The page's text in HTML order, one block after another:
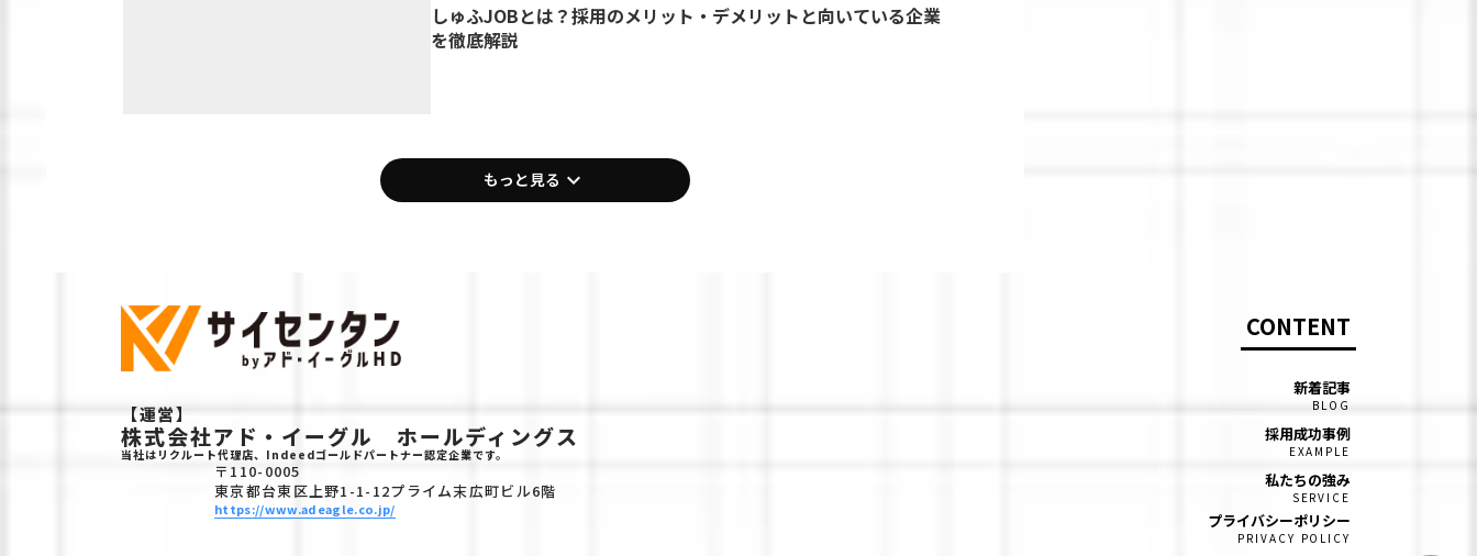
しゅふJOBとは？採用のメリット・デメリットと向いている企業
を徹底解説
もっと見る keyboard_arrow_down
【運営】
株式会社アド・イーグル ホールディングス
当社はリクルート代理店、Indeedゴールドパートナー認定企業です。
〒110-0005
東京都台東区上野1-1-12プライム末広町ビル6階
https://www.adeagle.co.jp/
CONTENT
新着記事
BLOG
採用成功事例
EXAMPLE
私たちの強み
SERVICE
プライバシーポリシー
PRIVACY POLICY